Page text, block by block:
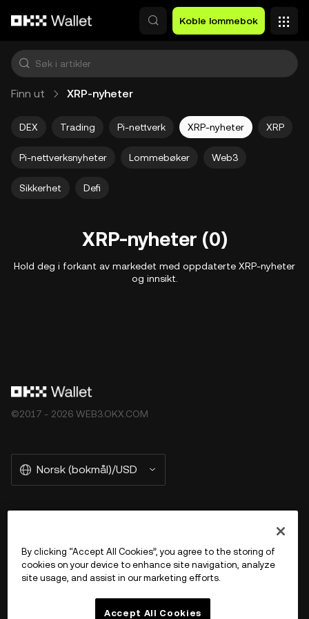
Koble lommebok
Finn ut XRP-nyheter
DEX Trading Pi-nettverk XRP-nyheter XRP
Pi-nettverksnyheter Lommebøker Web3
Sikkerhet Defi
XRP-nyheter (0)
Hold deg i forkant av markedet med oppdaterte XRP-nyheter
og innsikt.
©2017 - 2026 WEB3.OKX.COM
Norsk (bokmål)/USD
Product
By clicking “Accept All Cookies”, you agree to the storing of
cookies on your device to enhance site navigation, analyze
site usage, and assist in our marketing efforts.
Accept All Cookies